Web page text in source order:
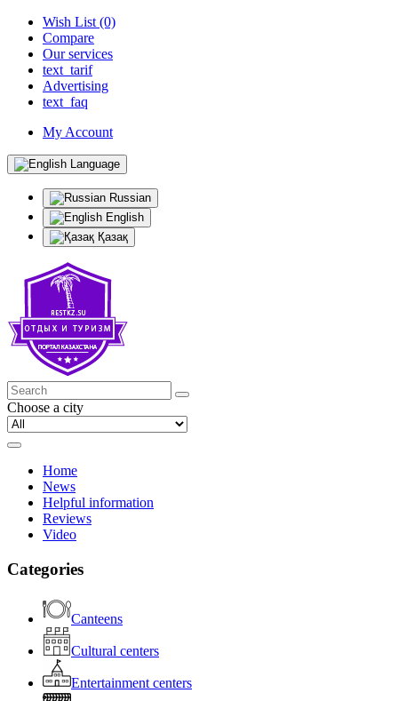
Wish List (0)
Compare
Our services
text_tarif
Advertising
text_faq
My Account
Language
Russian
English
Қазақ
Choose a city
Home
News
Helpful information
Reviews
Video
Categories
Canteens
Cultural centers
Entertainment centers